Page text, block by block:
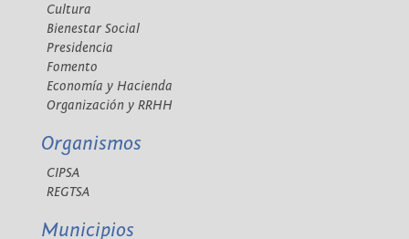
Cultura
Bienestar Social
Presidencia
Fomento
Economía y Hacienda
Organización y RRHH
Organismos
CIPSA
REGTSA
Municipios